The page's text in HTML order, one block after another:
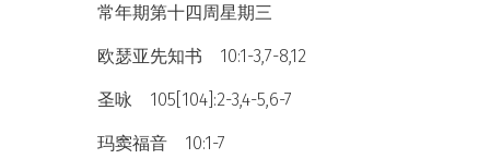
常年期第十四周星期三
欧瑟亚先知书 10:1-3,7-8,12
圣咏 105[104]:2-3,4-5,6-7
玛窦福音 10:1-7